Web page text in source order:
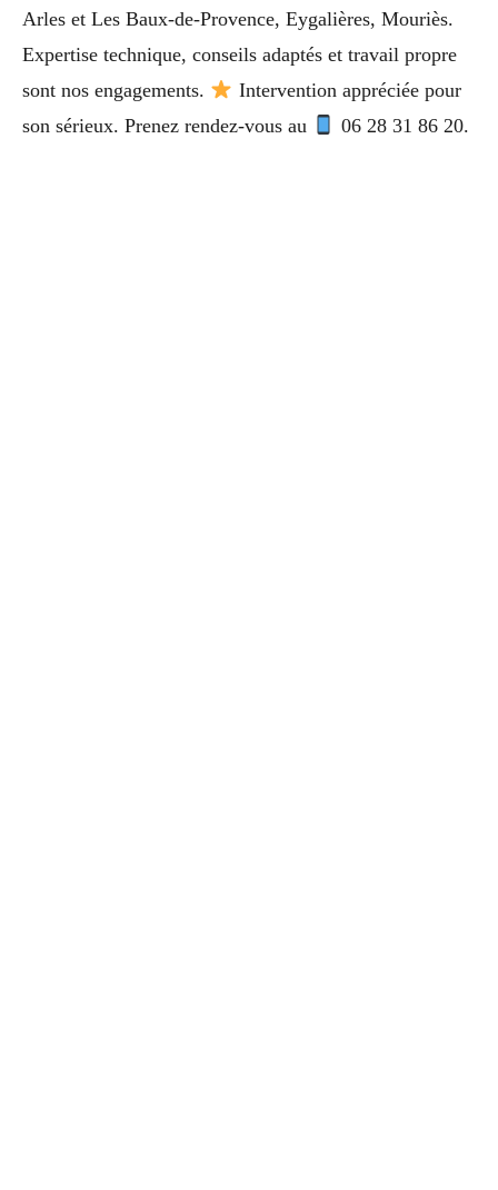
Arles et Les Baux-de-Provence, Eygalières, Mouriès.
Expertise technique, conseils adaptés et travail propre
sont nos engagements.
Intervention appréciée pour
son sérieux. Prenez rendez-vous au
06 28 31 86 20.